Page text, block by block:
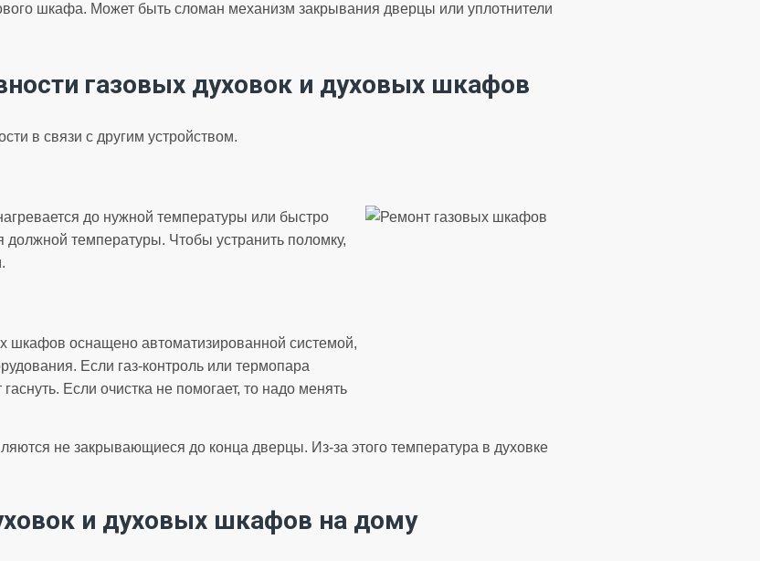
шкафа. Может быть сломан механизм закрывания дверцы или уплотнители
газовых духовок и духовых шкафов
в связи с другим устройством.
до нужной температуры или быстро
температуры. Чтобы устранить поломку,
шкафов оснащено автоматизированной системой,
Если газ-контроль или термопара
Если очистка не помогает, то надо менять
не закрывающиеся до конца дверцы. Из-за этого температура в духовке
и духовых шкафов на дому